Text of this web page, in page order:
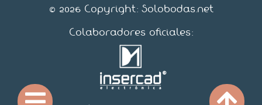
© 2026 Copyright: Solobodas.net
Colaboradores oficiales: